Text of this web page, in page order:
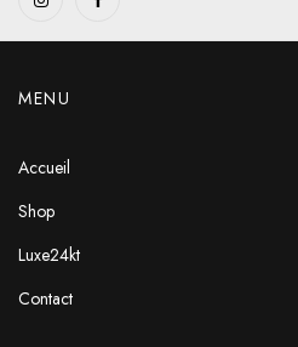
MENU
Accueil
Shop
Luxe24kt
Contact